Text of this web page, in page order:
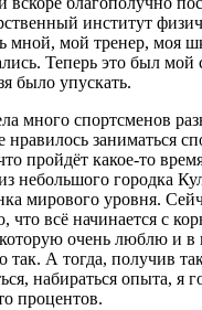
институт
мной, мой тренер, моя
Теперь это был мой
было упускать.
много спортсменов
заниматься
пройдёт какое-то
небольшого городка
мирового уровня.
всё начинается с
очень люблю и в
так. А тогда, получив
набираться опыта, я
процентов.